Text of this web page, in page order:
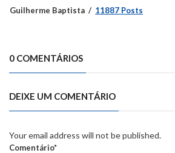
Guilherme Baptista 11887 Posts
0 COMENTÁRIOS
DEIXE UM COMENTÁRIO
Your email address will not be published.
Comentário*